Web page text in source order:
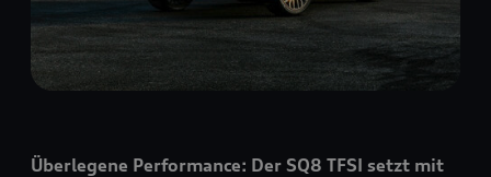
Überlegene Performance: Der SQ8 TFSI setzt mit